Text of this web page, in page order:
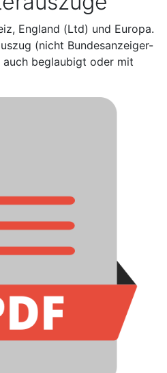
England (Ltd) und Europa.
(nicht Bundesanzeiger-
auch beglaubigt oder mit